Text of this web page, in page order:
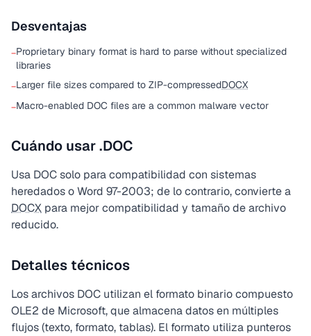
Desventajas
−Proprietary binary format is hard to parse without specialized
libraries
−Larger file sizes compared to ZIP-compressedDOCX
−Macro-enabled DOC files are a common malware vector
Cuándo usar .DOC
Usa DOC solo para compatibilidad con sistemas
heredados o Word 97-2003; de lo contrario, convierte a
DOCX para mejor compatibilidad y tamaño de archivo
reducido.
Detalles técnicos
Los archivos DOC utilizan el formato binario compuesto
OLE2 de Microsoft, que almacena datos en múltiples
flujos (texto, formato, tablas). El formato utiliza punteros